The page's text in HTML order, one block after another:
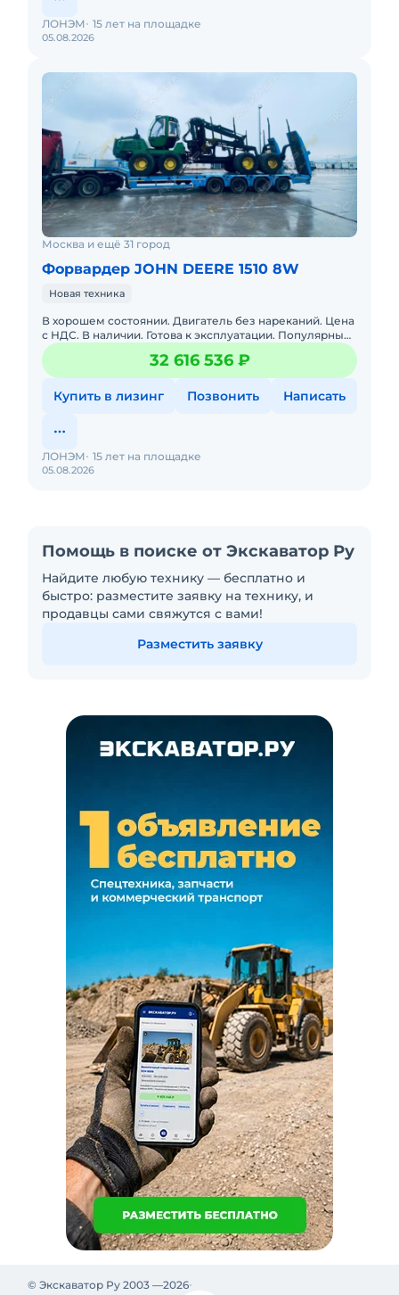
05.08.2026
ЛОНЭМ 15 лет на площадке
Москва и ещё 31 город
Форвардер JOHN DEERE 1510 8W
Новая техника
В хорошем состоянии. Двигатель без нареканий. Цена
с НДС. В наличии. Готова к эксплуатации. Популярный
лесопогрузчик с захватом SuperGrip 360 для трелевки
леса
32 616 536 ₽
Купить в лизинг Позвонить Написать
05.08.2026
ЛОНЭМ 15 лет на площадке
Помощь в поиске от Экскаватор Ру
Найдите любую технику — бесплатно и
быстро: разместите заявку на технику, и
продавцы сами свяжутся с вами!
Разместить заявку
© Экскаватор Ру 2003 —2026